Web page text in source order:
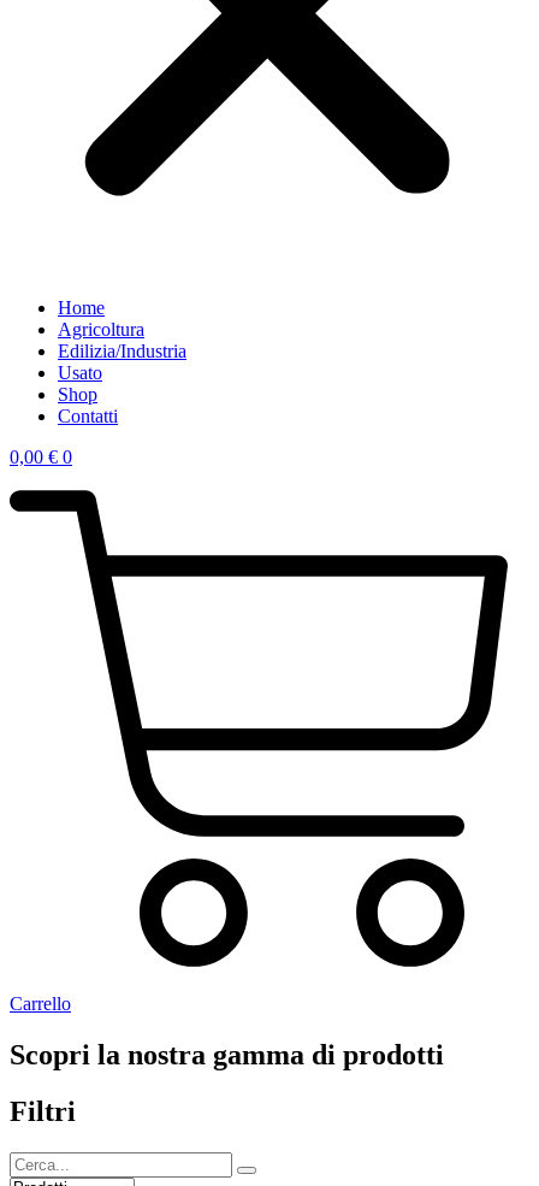
Home
Agricoltura
Edilizia/Industria
Usato
Shop
Contatti
0,00 € 0
Carrello
Scopri la nostra gamma di prodotti
Filtri